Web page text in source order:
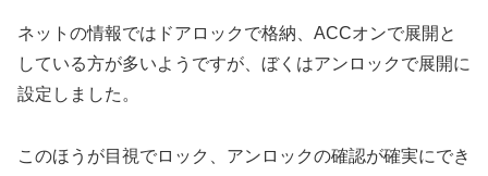
ネットの情報ではドアロックで格納、ACCオンで展開と
している方が多いようですが、ぼくはアンロックで展開に
設定しました。
このほうが目視でロック、アンロックの確認が確実にでき